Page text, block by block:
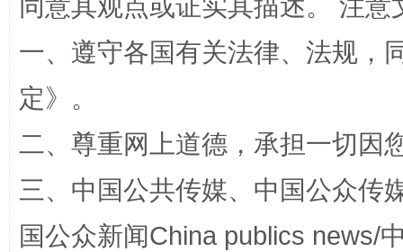
解纷+调解+退费，一次搞定
同意其观点或证实其描述。 注
一、遵守各国有关法律、法规，
定》。
二、尊重网上道德，承担一切因
三、中国公共传媒、中国公众传
国公众新闻China publics news/